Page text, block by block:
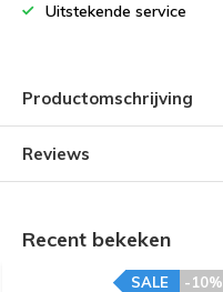
Uitstekende service
Productomschrijving
Reviews
Recent bekeken
-10%
SALE